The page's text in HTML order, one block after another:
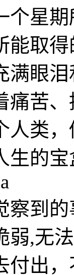
个星
能取得
满眼
痛苦
人类
生的
察到
弱,无
付出